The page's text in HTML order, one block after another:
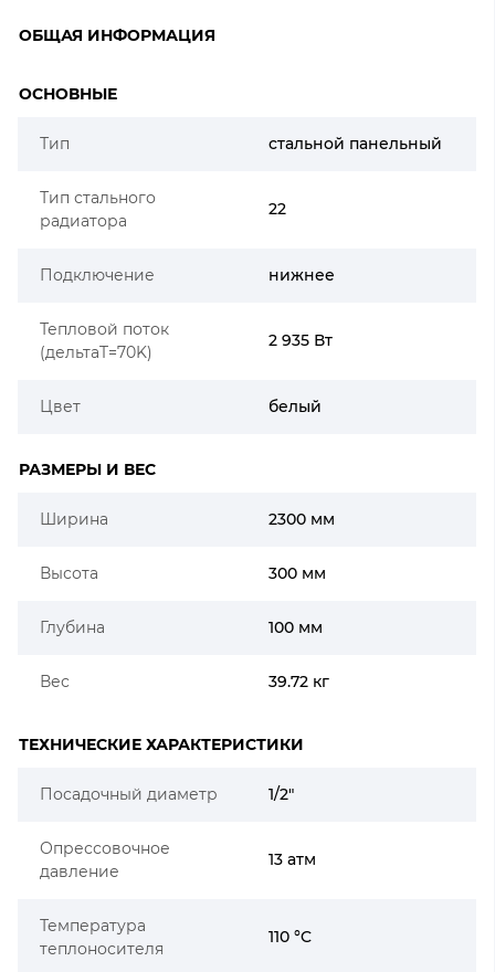
ОБЩАЯ ИНФОРМАЦИЯ
ОСНОВНЫЕ
Тип стальной панельный
Тип стального
радиатора
22
Подключение нижнее
Тепловой поток
(дельтаT=70K)
2 935 Вт
Цвет белый
РАЗМЕРЫ И ВЕС
Ширина 2300 мм
Высота 300 мм
Глубина 100 мм
Вес 39.72 кг
ТЕХНИЧЕСКИЕ ХАРАКТЕРИСТИКИ
Посадочный диаметр 1/2"
Опрессовочное
давление
13 атм
Температура
теплоносителя
110 °C